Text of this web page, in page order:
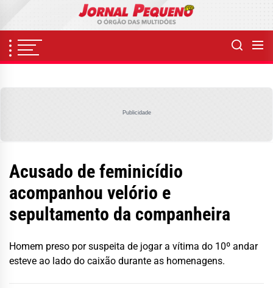
content
Publicidade
Acusado de feminicídio
acompanhou velório e
sepultamento da companheira
Homem preso por suspeita de jogar a vítima do 10º andar
esteve ao lado do caixão durante as homenagens.